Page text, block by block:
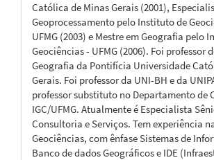
Católica de Minas Gerais (2001),
Geoprocessamento pelo Instituto de
UFMG (2003) e Mestre em Geografia pelo
Geociências - UFMG (2006). Foi professor
Geografia da Pontifícia Universidade
Gerais. Foi professor da UNI-BH e da
professor substituto no Departamento de
IGC/UFMG. Atualmente é Especialista
Consultoria e Serviços. Tem experiência
Geociências, com ênfase Sistemas de
Banco de dados Geográficos e IDE